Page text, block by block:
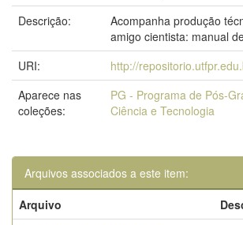
Descrição:
Acompanha produção
amigo cientista: manual
URI:
http://
Aparece nas
coleções:
PG - Programa de Pós-
Ciência e Tecnologia
Arquivos associados a este item:
Arquivo